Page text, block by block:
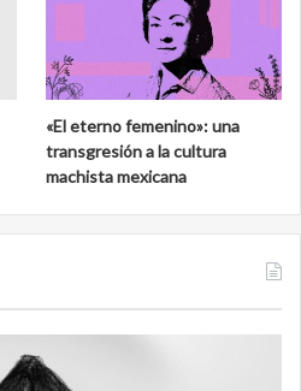
«El eterno femenino»: una
transgresión a la cultura
machista mexicana